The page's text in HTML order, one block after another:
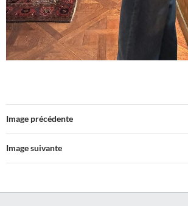
Image précédente
Image suivante